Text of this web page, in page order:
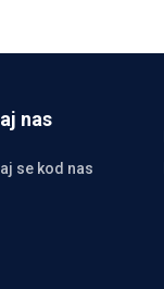
nas
se kod nas